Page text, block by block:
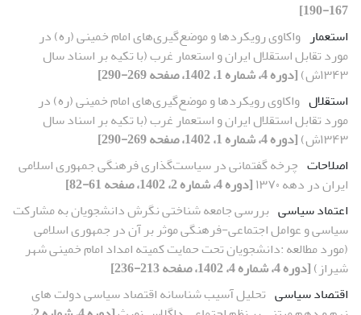
167-190]
استعمار واکاوی رویکردها و موضع‌گیری‌های امام خمینی (ره) در
مورد تقابل استقلال ایران و استعمار غرب (با تکیه بر اسناد سال
۱۳۴۳ش)
[دوره 4، شماره 1، 1402، صفحه 269-290]
استقلال واکاوی رویکردها و موضع‌گیری‌های امام خمینی (ره) در
مورد تقابل استقلال ایران و استعمار غرب (با تکیه بر اسناد سال
۱۳۴۳ش)
[دوره 4، شماره 1، 1402، صفحه 269-290]
اصلاحات چرخه گفتمانی در سیاست‌گذاری فرهنگی جمهوری اسلامی
ایران در دهه ۱۳۷۰
[دوره 4، شماره 2، 1402، صفحه 61-82]
اعتماد سیاسی بررسی جامعه شناختی نگرش دانشجویان به مشارکت
سیاسی و عوامل اجتماعی-فرهنگی موثر بر آن در جمهوری اسلامی
(مورد مطالعه :دانشجویان تحت حمایت کمیته امداد امام خمینی شهر
شیراز)[دوره 4، شماره 4، 1402، صفحه 213-236]
اقتصاد سیاسی تحلیل آسیب شناسانه اقتصاد سیاسی دولت های